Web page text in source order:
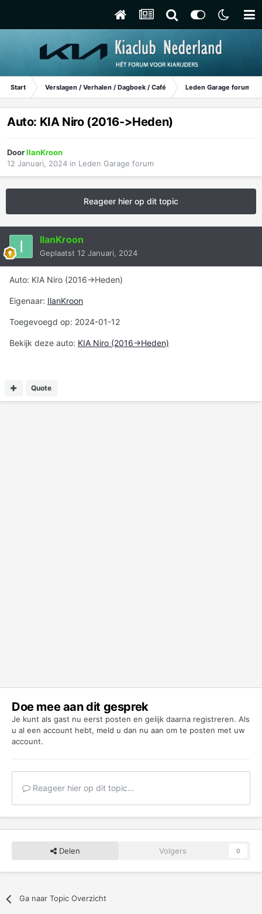
Start Verslagen / Verhalen / Dagboek / Café Leden Garage forum
Auto: KIA Niro (2016->Heden)
DoorIlanKroon
12 Januari, 2024 in Leden Garage forum
Reageer hier op dit topic
IlanKroon
Geplaatst 12 Januari, 2024
Auto: KIA Niro (2016->Heden)
Eigenaar: IlanKroon
Toegevoegd op: 2024-01-12
Bekijk deze auto: KIA Niro (2016->Heden)
Quote
Doe mee aan dit gesprek
Je kunt als gast nu eerst posten en gelijk daarna registreren. Als
u al een account hebt, meld u dan nu aan om te posten met uw
account.
Reageer hier op dit topic...
Delen Volgers 0
Ga naar Topic Overzicht